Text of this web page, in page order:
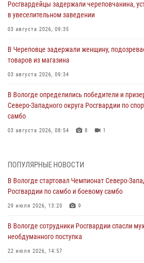
Росгвардейцы задержали череповчанина,
в увеселительном заведении
03 августа 2026, 09:35
В Череповце задержали женщину,
товаров из магазина
03 августа 2026, 09:34
В Вологде определились победители и
Северо-Западного округа Росгвардии по
самбо
03 августа 2026, 08:54 8 1
ОХРАНЫ РОСГВАРДИИ В ВОЛОГОДСКОЙ
02 августа 2026, 10:37
Росгвардейцы в г. Соколе задержали
31 июля 2026, 06:43
В Вологде стартовал Чемпионат Северо-
ПОПУЛЯРНЫЕ НОВОСТИ
В Вологде стартовал Чемпионат Северо-
Росгвардии по самбо и боевому самбо
29 июля 2026, 13:20 9
В Вологде сотрудники Росгвардии спасли
необдуманного поступка
22 июля 2026, 14:57